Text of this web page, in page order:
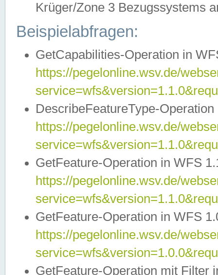
Krüger/Zone 3 Bezugssystems
Beispielabfragen:
GetCapabilities-Operation in
https://pegelonline.wsv.de/
DescribeFeatureType-
https://pegelonline.wsv.de/
GetFeature-Operation in WFS
https://pegelonline.wsv.de/
GetFeature-Operation in WFS
https://pegelonline.wsv.de/
GetFeature-Operation mit Filter